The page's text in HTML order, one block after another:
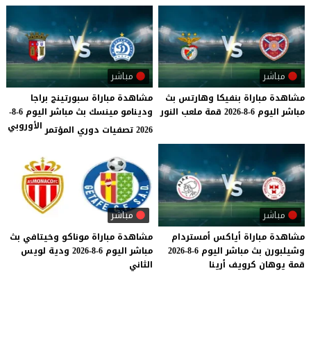
مباشر
مشاهدة مباراة بنفيكا وهارتس بث
مباشر اليوم 6-8-2026 قمة ملعب النور
مباشر
مشاهدة مباراة سبورتينج براجا
ودينامو مينسك بث مباشر اليوم 6-8-
2026 تصفيات دوري المؤتمر
الأوروبي
مباشر
مشاهدة مباراة أياكس أمستردام
وشيلبورن بث مباشر اليوم 6-8-2026
قمة يوهان كرويف أرينا
مباشر
مشاهدة مباراة موناكو وخيتافي بث
مباشر اليوم 6-8-2026 ودية لويس
الثاني